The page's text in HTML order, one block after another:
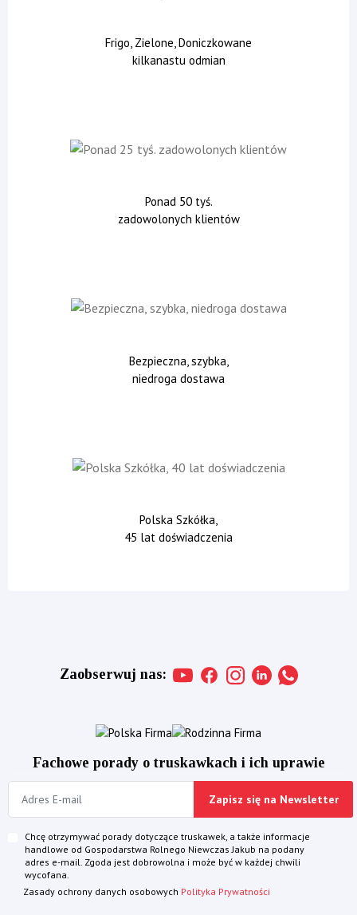
Frigo, Zielone, Doniczkowane
kilkanastu odmian
Ponad 50 tyś.
zadowolonych klientów
Bezpieczna, szybka,
niedroga dostawa
Polska Szkółka,
45 lat doświadczenia
Zaobserwuj nas:
Fachowe porady o truskawkach i ich uprawie
Zapisz się na Newsletter
Chcę otrzymywać porady dotyczące truskawek, a także informacje
handlowe od Gospodarstwa Rolnego Niewczas Jakub na podany
adres e-mail. Zgoda jest dobrowolna i może być w każdej chwili
wycofana.
Zasady ochrony danych osobowych Polityka Prywatności